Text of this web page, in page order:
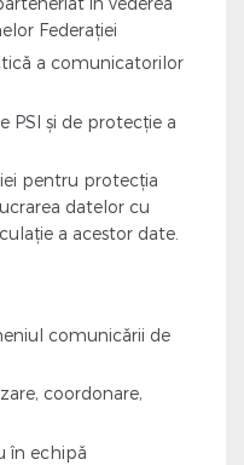
Federației
a comunicatorilor
PSI şi de protecţie a
pentru protecţia
datelor cu
a acestor date.
comunicării de
coordonare,
în echipă